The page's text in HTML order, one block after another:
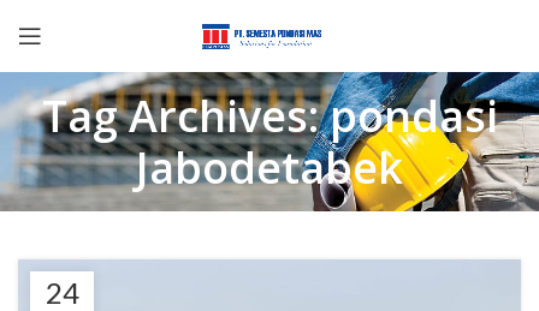
Tag Archives: pondasi
Jabodetabek
24